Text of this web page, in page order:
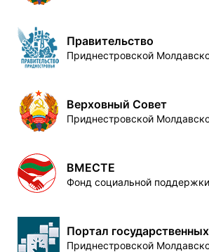
Правительство
Приднестровской
Верховный Совет
Приднестровской
ВМЕСТЕ
Фонд социальной
Портал
Приднестровской